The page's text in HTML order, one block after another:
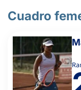
Cuadro